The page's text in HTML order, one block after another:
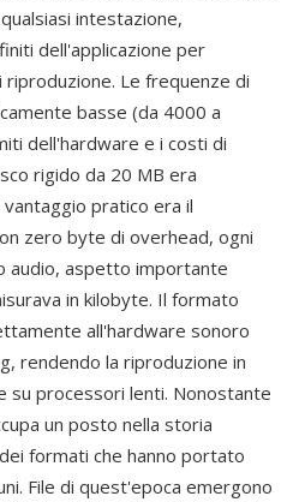
intestazione,
dell'applicazione per
Le frequenze di
basse (da 4000 a
dell'hardware e i costi di
rigido da 20 MB era
pratico era il
zero byte di overhead, ogni
audio, aspetto importante
in kilobyte. Il formato
all'hardware sonoro
rendendo la riproduzione in
su processori lenti. Nonostante
un posto nella storia
formati che hanno portato
File di quest'epoca emergono